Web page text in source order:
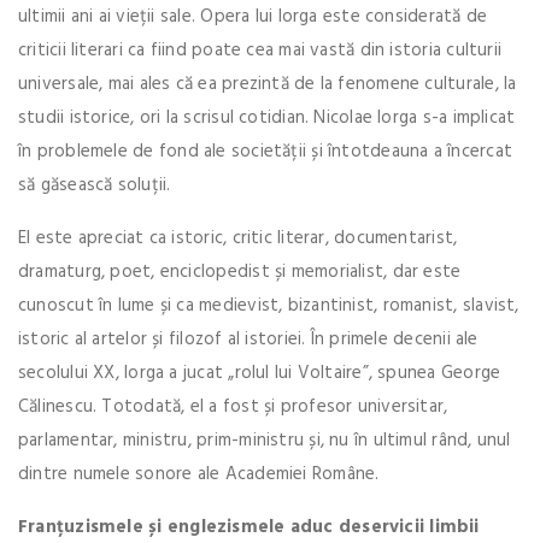
ultimii ani ai vieții sale. Opera lui Iorga este considerată de
criticii literari ca fiind poate cea mai vastă din istoria culturii
universale, mai ales că ea prezintă de la fenomene culturale, la
studii istorice, ori la scrisul cotidian. Nicolae Iorga s-a implicat
în problemele de fond ale societății și întotdeauna a încercat
să găsească soluții.
El este apreciat ca istoric, critic literar, documentarist,
dramaturg, poet, enciclopedist și memorialist, dar este
cunoscut în lume și ca medievist, bizantinist, romanist, slavist,
istoric al artelor și filozof al istoriei. În primele decenii ale
secolului XX, Iorga a jucat „rolul lui Voltaire”, spunea George
Călinescu. Totodată, el a fost și profesor universitar,
parlamentar, ministru, prim-ministru și, nu în ultimul rând, unul
dintre numele sonore ale Academiei Române.
Franțuzismele și englezismele aduc deservicii limbii